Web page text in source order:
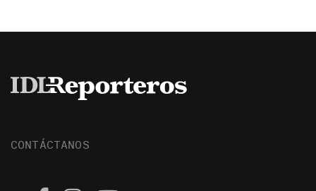
CONTÁCTANOS